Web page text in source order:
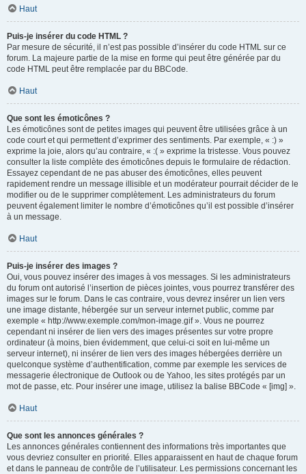
Haut
Puis-je insérer du code HTML ?
Par mesure de sécurité, il n’est pas possible d’insérer du code HTML sur ce
forum. La majeure partie de la mise en forme qui peut être générée par du
code HTML peut être remplacée par du BBCode.
Haut
Que sont les émoticônes ?
Les émoticônes sont de petites images qui peuvent être utilisées grâce à un
code court et qui permettent d’exprimer des sentiments. Par exemple, « :) »
exprime la joie, alors qu’au contraire, « :( » exprime la tristesse. Vous pouvez
consulter la liste complète des émoticônes depuis le formulaire de rédaction.
Essayez cependant de ne pas abuser des émoticônes, elles peuvent
rapidement rendre un message illisible et un modérateur pourrait décider de le
modifier ou de le supprimer complètement. Les administrateurs du forum
peuvent également limiter le nombre d’émoticônes qu’il est possible d’insérer
à un message.
Haut
Puis-je insérer des images ?
Oui, vous pouvez insérer des images à vos messages. Si les administrateurs
du forum ont autorisé l’insertion de pièces jointes, vous pourrez transférer des
images sur le forum. Dans le cas contraire, vous devrez insérer un lien vers
une image distante, hébergée sur un serveur internet public, comme par
exemple « http://www.exemple.com/mon-image.gif ». Vous ne pourrez
cependant ni insérer de lien vers des images présentes sur votre propre
ordinateur (à moins, bien évidemment, que celui-ci soit en lui-même un
serveur internet), ni insérer de lien vers des images hébergées derrière un
quelconque système d’authentification, comme par exemple les services de
messagerie électronique de Outlook ou de Yahoo, les sites protégés par un
mot de passe, etc. Pour insérer une image, utilisez la balise BBCode « [img] ».
Haut
Que sont les annonces générales ?
Les annonces générales contiennent des informations très importantes que
vous devriez consulter en priorité. Elles apparaissent en haut de chaque forum
et dans le panneau de contrôle de l’utilisateur. Les permissions concernant les